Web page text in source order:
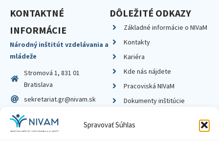
Spravovať Súhlas
KONTAKTNÉ
INFORMÁCIE
Národný inštitút vzdelávania a
mládeže
Stromová 1, 831 01
Bratislava
sekretariat.gr@nivam.sk
IČO: 00164348
DIČ: 2020798714
DÔLEŽITÉ ODKAZY
Základné informácie o NIVaM
Kontakty
Kariéra
Kde nás nájdete
Pracoviská NIVaM
Dokumenty inštitúcie